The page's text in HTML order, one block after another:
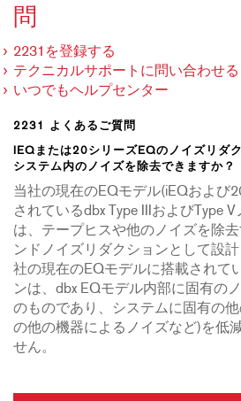
問
2231を登録する
テクニカルサポートに問い合わせる
いつでもヘルプセンター
2231 よくあるご質問
IEQまたは20シリーズEQのノイズリダ
システム内のノイズを除去できますか？
当社の現在のEQモデル(iEQおよび
されているdbx Type IIIおよびType
は、テープヒスや他のノイズを除
ンドノイズリダクションとして設
社の現在のEQモデルに搭載されて
ンは、dbx EQモデル内部に固有の
のものであり、システムに固有の
の他の機器によるノイズなど)を低
せん。